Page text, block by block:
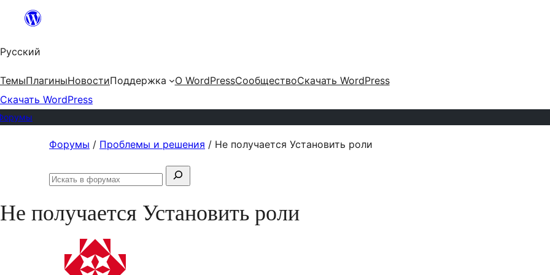
Перейти
содержимому
Русский
ТемыПлагиныНовостиПоддержка О WordPressСообществоСкачать WordPress
Скачать WordPress
содержимому
Форумы / Проблемы и решения / Не получается Установить роли
Поиск:
Искать
Не получается Установить роли